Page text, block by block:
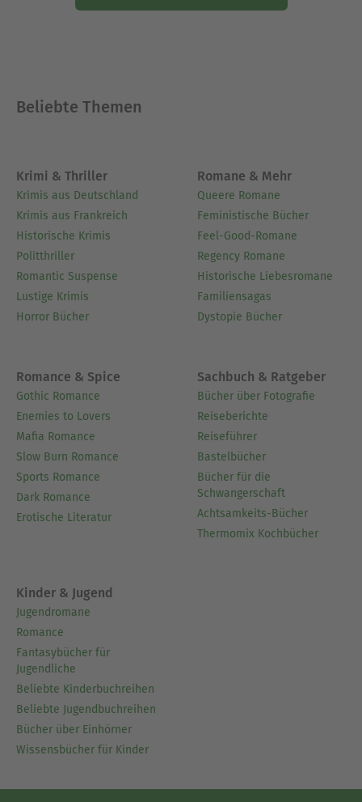
Beliebte Themen
Krimi & Thriller
Krimis aus Deutschland
Krimis aus Frankreich
Historische Krimis
Politthriller
Romantic Suspense
Lustige Krimis
Horror Bücher
Romane & Mehr
Queere Romane
Feministische Bücher
Feel-Good-Romane
Regency Romane
Historische Liebesromane
Familiensagas
Dystopie Bücher
Romance & Spice
Gothic Romance
Enemies to Lovers
Mafia Romance
Slow Burn Romance
Sports Romance
Dark Romance
Erotische Literatur
Sachbuch & Ratgeber
Bücher über Fotografie
Reiseberichte
Reiseführer
Bastelbücher
Bücher für die
Schwangerschaft
Achtsamkeits-Bücher
Thermomix Kochbücher
Kinder & Jugend
Jugendromane
Romance
Fantasybücher für
Jugendliche
Beliebte Kinderbuchreihen
Beliebte Jugendbuchreihen
Bücher über Einhörner
Wissensbücher für Kinder